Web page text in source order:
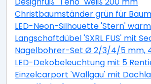
Christbaumständer grün für
LED-Neon-Silhouette 'Stern'
Langschaftdübel 'SXRL FUS' mit
Nagelbohrer-Set Ø 2/3/4/5 mm,
LED-Dekobeleuchtung mit 5
Einzelcarport 'Wallgau' mit